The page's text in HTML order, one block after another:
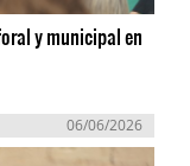
y municipal en
06/06/2026